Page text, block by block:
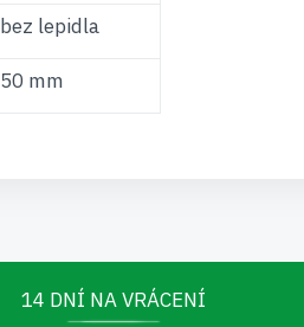
bez lepidla
50 mm
14 DNÍ NA VRÁCENÍ